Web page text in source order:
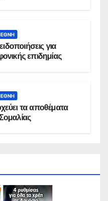
για
επιδημίας
τα αποθέματα